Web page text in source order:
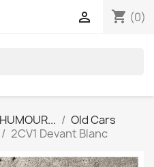
shopping_cart (0)

Old Cars
2CV1 Devant Blanc